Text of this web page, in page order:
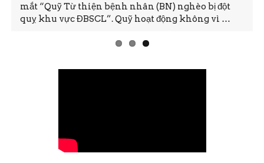
mắt “Quỹ Từ thiện bệnh nhân (BN) nghèo bị đột
quỵ khu vực ĐBSCL”. Quỹ hoạt động không vì …